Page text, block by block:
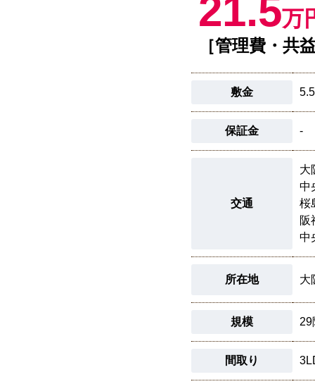
21.5万
［管理費・共
敷金
保証金 -
交通
大
中
桜
阪
中
所在地 大
規模 29
間取り